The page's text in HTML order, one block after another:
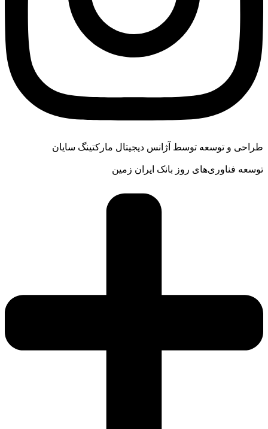
طراحی و توسعه توسط آژانس دیجیتال مارکتینگ سایان
توسعه فناوری‌های روز بانک ایران زمین